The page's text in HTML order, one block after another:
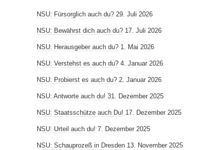
NSU: Fürsorglich auch du? 29. Juli 2026
NSU: Bewährst dich auch du? 17. Juli 2026
NSU: Herausgeber auch du? 1. Mai 2026
NSU: Verstehst es auch du? 4. Januar 2026
NSU: Probierst es auch du? 2. Januar 2026
NSU: Antworte auch du! 31. Dezember 2025
NSU: Staatsschütze auch Du! 17. Dezember 2025
NSU: Urteil auch du! 7. Dezember 2025
NSU: Schauprozeß in Dresden 13. November 2025